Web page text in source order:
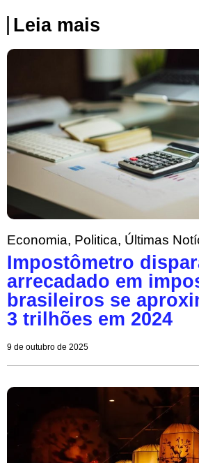
Leia mais
Economia, Politica, Últimas
Impostômetro
arrecadado em
brasileiros se
3 trilhões em 2024
9 de outubro de 2025